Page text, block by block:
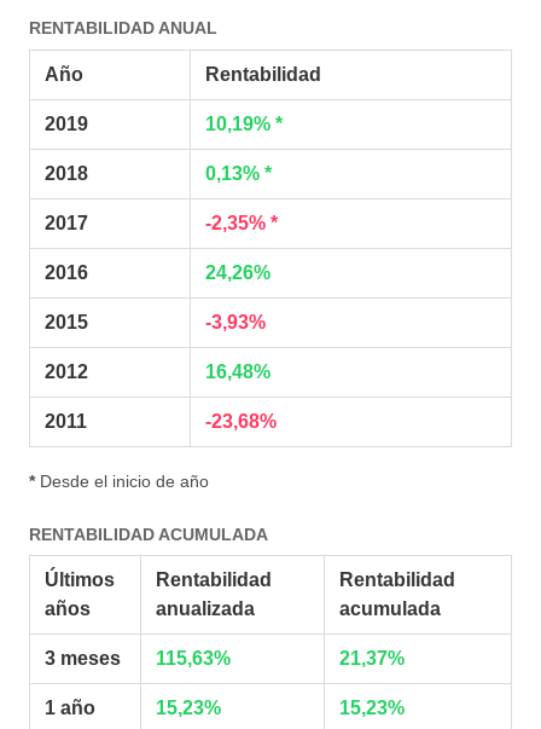
RENTABILIDAD ANUAL
Año Rentabilidad
2019 10,19% *
2018 0,13% *
2017 -2,35% *
2016 24,26%
2015 -3,93%
2012 16,48%
2011 -23,68%
*Desde el inicio de año
RENTABILIDAD ACUMULADA
Últimos
años
Rentabilidad
anualizada
Rentabilidad
acumulada
3 meses 115,63% 21,37%
1 año 15,23% 15,23%